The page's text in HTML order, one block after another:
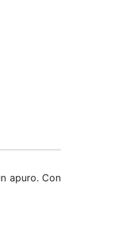
apuro. Con